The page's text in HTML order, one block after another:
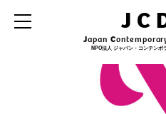
Japan C
NPO法人 ジャパン・コンテンポ